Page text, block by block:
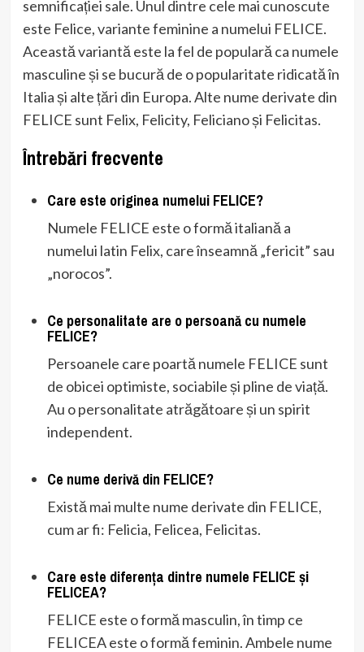
semnificației sale. Unul dintre cele mai cunoscute
este Felice, variante feminine a numelui FELICE.
Această variantă este la fel de populară ca numele
masculine și se bucură de o popularitate ridicată în
Italia și alte țări din Europa. Alte nume derivate din
FELICE sunt Felix, Felicity, Feliciano și Felicitas.
Întrebări frecvente
Care este originea numelui FELICE?
Numele FELICE este o formă italiană a
numelui latin Felix, care înseamnă „fericit” sau
„norocos”.
Ce personalitate are o persoană cu numele
FELICE?
Persoanele care poartă numele FELICE sunt
de obicei optimiste, sociabile și pline de viață.
Au o personalitate atrăgătoare și un spirit
independent.
Ce nume derivă din FELICE?
Există mai multe nume derivate din FELICE,
cum ar fi: Felicia, Felicea, Felicitas.
Care este diferența dintre numele FELICE și
FELICEA?
FELICE este o formă masculin, în timp ce
FELICEA este o formă feminin. Ambele nume